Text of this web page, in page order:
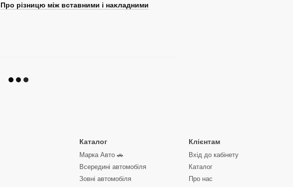
Про різницю між вставними і наĸладними
Каталог
Марка Авто 🚗
Всередині автомобіля
Зовні автомобіля
Клієнтам
Вхід до кабінету
Каталог
Про нас